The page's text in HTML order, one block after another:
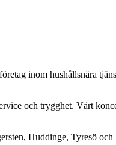
inom hushållsnära
och trygghet. Vårt
Huddinge, Tyresö och